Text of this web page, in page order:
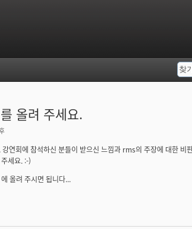
올려 주세요.
연회에 참석하신 분들이 받으신 느낌과 rms의 주장에 대한 비
세요. :-)
에 올려 주시면 됩니다...
검